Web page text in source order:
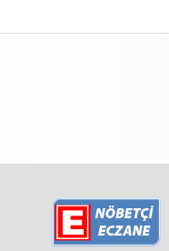
Gazete Arşivi